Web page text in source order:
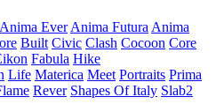
Anima Ever Anima Futura Anima
Built Civic Clash Cocoon Core
Fabula Hike
Life Materica Meet Portraits Prima
Rever Shapes Of Italy Slab2